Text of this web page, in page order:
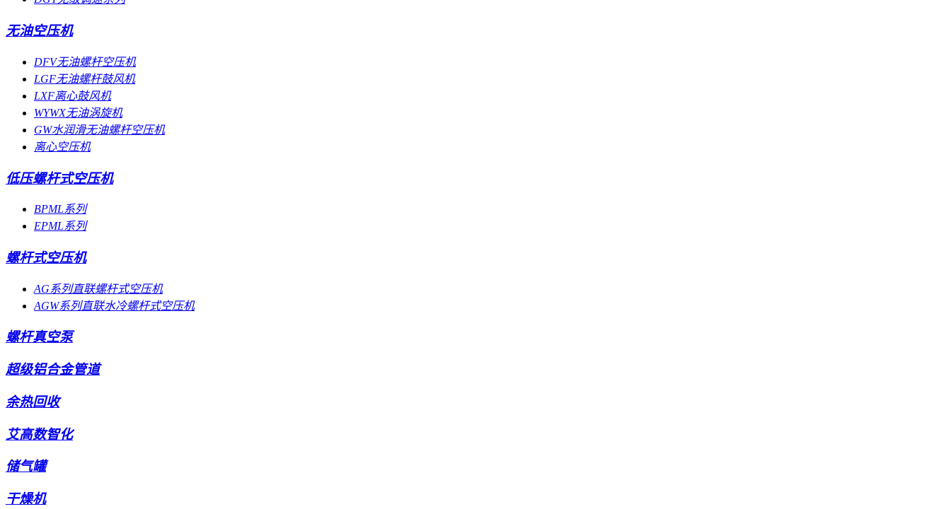
无油空压机
DFV无油螺杆空压机
LGF无油螺杆鼓风机
LXF离心鼓风机
WYWX无油涡旋机
GW水润滑无油螺杆空压机
离心空压机
低压螺杆式空压机
BPML系列
EPML系列
螺杆式空压机
AG系列直联螺杆式空压机
AGW系列直联水冷螺杆式空压机
螺杆真空泵
超级铝合金管道
余热回收
艾高数智化
储气罐
干燥机